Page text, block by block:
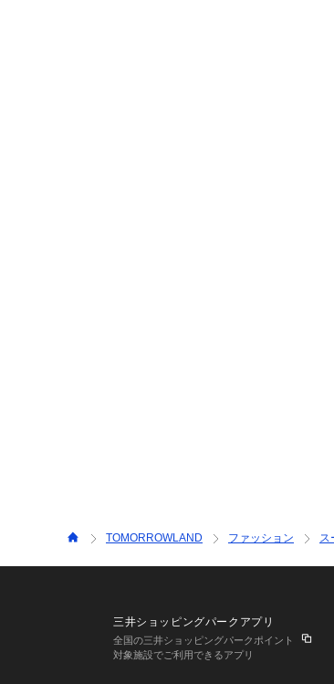
TOMORROWLAND ファッション ス
三井ショッピングパークアプリ
全国の三井ショッピングパークポイント
対象施設でご利用できるアプリ